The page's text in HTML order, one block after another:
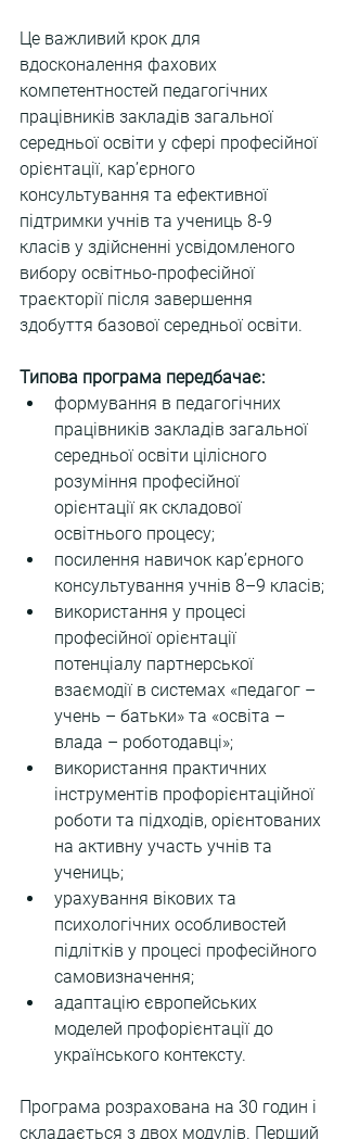
Це важливий крок для
вдосконалення фахових
компетентностей педагогічних
працівників закладів загальної
середньої освіти у сфері професійної
орієнтації, кар’єрного
консультування та ефективної
підтримки учнів та учениць 8-9
класів у здійсненні усвідомленого
вибору освітньо-професійної
траєкторії після завершення
здобуття базової середньої освіти.
Типова програма передбачає:
формування в педагогічних
працівників закладів загальної
середньої освіти цілісного
розуміння професійної
орієнтації як складової
освітнього процесу;
посилення навичок кар’єрного
консультування учнів 8–9 класів;
використання у процесі
професійної орієнтації
потенціалу партнерської
взаємодії в системах «педагог –
учень – батьки» та «освіта –
влада – роботодавці»;
використання практичних
інструментів профорієнтаційної
роботи та підходів, орієнтованих
на активну участь учнів та
учениць;
урахування вікових та
психологічних особливостей
підлітків у процесі професійного
самовизначення;
адаптацію європейських
моделей профорієнтації до
українського контексту.
Програма розрахована на 30 годин і
складається з двох модулів. Перший